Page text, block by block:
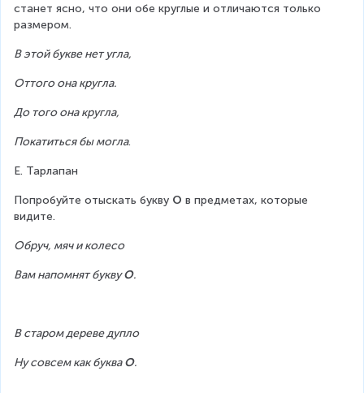
станет ясно, что они обе круглые и отличаются только
размером.
В этой букве нет угла,
Оттого она кругла.
До того она кругла,
Покатиться бы могла.
Е. Тарлапан
Попробуйте отыскать букву О в предметах, которые
видите.
Обруч, мяч и колесо
Вам напомнят букву О.
В старом дереве дупло
Ну совсем как буква О.